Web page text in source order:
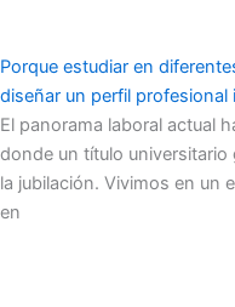
Porque estudiar en
diseñar un perfil profesional
El panorama laboral actual
donde un título universitario
la jubilación. Vivimos en
en